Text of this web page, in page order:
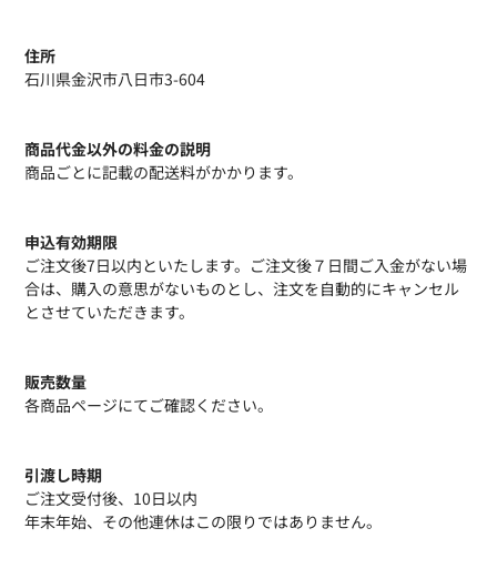
住所
石川県金沢市八日市3-604
商品代金以外の料金の説明
商品ごとに記載の配送料がかかります。
申込有効期限
ご注文後7日以内といたします。ご注文後７日間ご入金がない場
合は、購入の意思がないものとし、注文を自動的にキャンセル
とさせていただきます。
販売数量
各商品ページにてご確認ください。
引渡し時期
ご注文受付後、10日以内
年末年始、その他連休はこの限りではありません。